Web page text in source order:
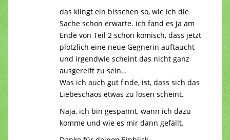
das klingt ein bisschen so, wie ich die
Sache schon erwarte. ich fand es ja am
Ende von Teil 2 schon komisch, dass jetzt
plötzlich eine neue Gegnerin auftaucht
und irgendwie scheint das nicht ganz
ausgereift zu sein…
Was ich auch gut finde, ist, dass sich das
Liebeschaos etwas zu lösen scheint.
Naja, ich bin gespannt, wann ich dazu
komme und wie es mir dann gefällt.